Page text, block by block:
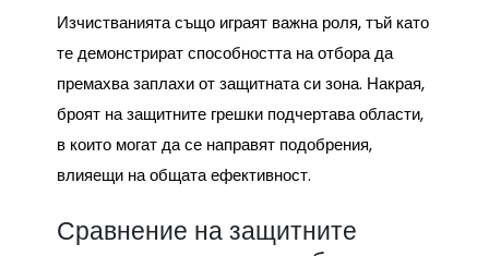
Изчистванията също играят важна роля, тъй като
те демонстрират способността на отбора да
премахва заплахи от защитната си зона. Накрая,
броят на защитните грешки подчертава области,
в които могат да се направят подобрения,
влияещи на общата ефективност.
Сравнение на защитните